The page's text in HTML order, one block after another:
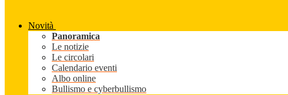
Novità
Panoramica
Le notizie
Le circolari
Calendario eventi
Albo online
Bullismo e cyberbullismo